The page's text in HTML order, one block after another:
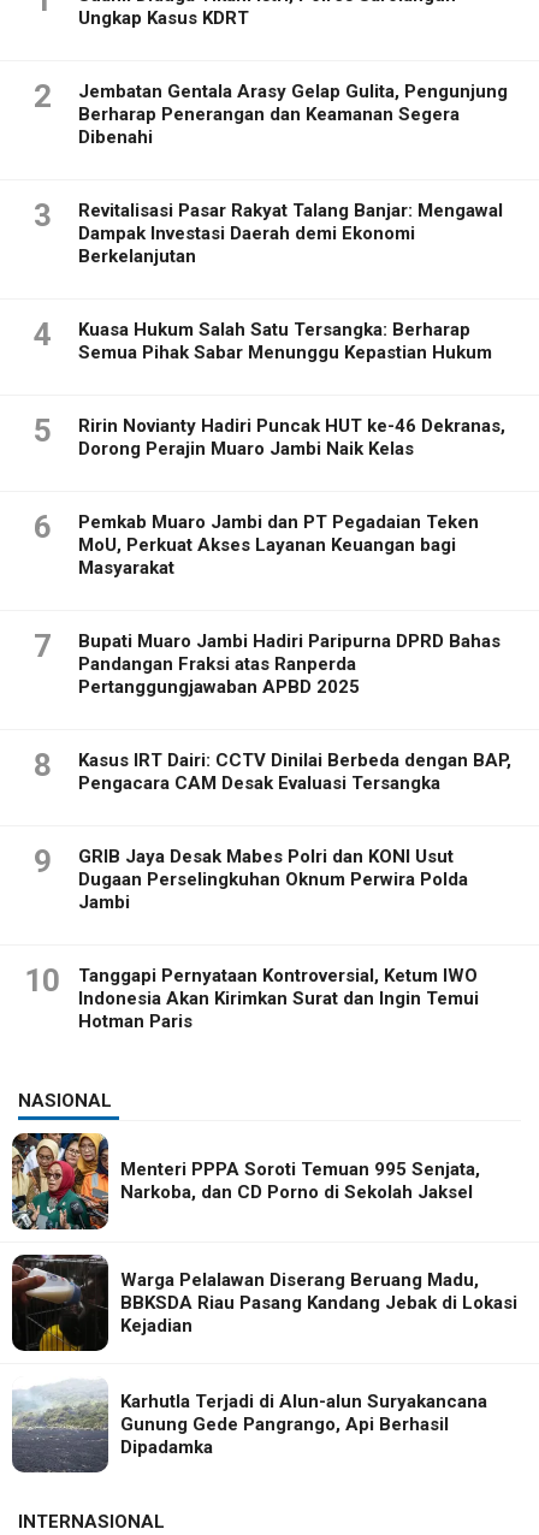
Ungkap Kasus KDRT
2
Jembatan Gentala Arasy Gelap Gulita, Pengunjung
Berharap Penerangan dan Keamanan Segera
Dibenahi
3
Revitalisasi Pasar Rakyat Talang Banjar: Mengawal
Dampak Investasi Daerah demi Ekonomi
Berkelanjutan
4
Kuasa Hukum Salah Satu Tersangka: Berharap
Semua Pihak Sabar Menunggu Kepastian Hukum
5
Ririn Novianty Hadiri Puncak HUT ke-46 Dekranas,
Dorong Perajin Muaro Jambi Naik Kelas
6
Pemkab Muaro Jambi dan PT Pegadaian Teken
MoU, Perkuat Akses Layanan Keuangan bagi
Masyarakat
7
Bupati Muaro Jambi Hadiri Paripurna DPRD Bahas
Pandangan Fraksi atas Ranperda
Pertanggungjawaban APBD 2025
8
Kasus IRT Dairi: CCTV Dinilai Berbeda dengan BAP,
Pengacara CAM Desak Evaluasi Tersangka
9
GRIB Jaya Desak Mabes Polri dan KONI Usut
Dugaan Perselingkuhan Oknum Perwira Polda
Jambi
10
Tanggapi Pernyataan Kontroversial, Ketum IWO
Indonesia Akan Kirimkan Surat dan Ingin Temui
Hotman Paris
NASIONAL
Menteri PPPA Soroti Temuan 995 Senjata,
Narkoba, dan CD Porno di Sekolah Jaksel
Warga Pelalawan Diserang Beruang Madu,
BBKSDA Riau Pasang Kandang Jebak di Lokasi
Kejadian
Karhutla Terjadi di Alun-alun Suryakancana
Gunung Gede Pangrango, Api Berhasil
Dipadamka
INTERNASIONAL